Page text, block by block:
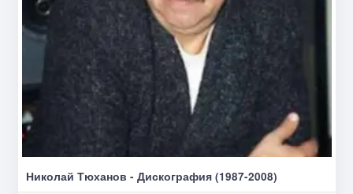
Николай Тюханов - Дискография (1987-2008)